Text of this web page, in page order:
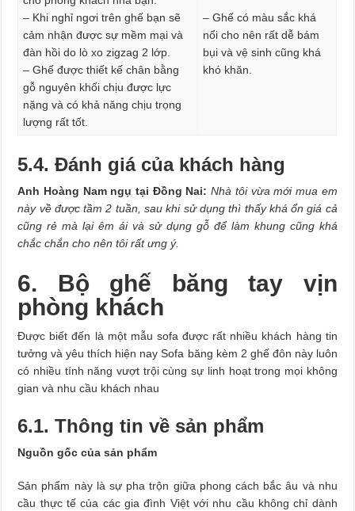
– Khi nghỉ ngơi trên ghế bạn sẽ
cảm nhận được sự mềm mại và
đàn hồi do lò xo zigzag 2 lớp.
– Ghế được thiết kế chân bằng
gỗ nguyên khối chịu được lực
nặng và có khả năng chịu trọng
lượng rất tốt.
– Ghế có màu sắc khá
nổi cho nên rất dễ bám
bụi và vệ sinh cũng khá
khó khăn.
5.4. Đánh giá của khách hàng
Anh Hoàng Nam ngụ tại Đồng Nai:Nhà tôi vừa mới mua em
này về được tầm 2 tuần, sau khi sử dụng thì thấy khá ổn giá cả
cũng rẻ mà lại êm ái và sử dụng gỗ để làm khung cũng khá
chắc chắn cho nên tôi rất ưng ý.
6. Bộ ghế băng tay vịn
phòng khách
Được biết đến là một mẫu sofa được rất nhiều khách hàng tin
tưởng và yêu thích hiện nay Sofa băng kèm 2 ghế đôn này luôn
có nhiều tính năng vượt trội cùng sự linh hoạt trong mọi không
gian và nhu cầu khách nhau
6.1. Thông tin về sản phẩm
Nguồn gốc của sản phẩm
Sản phẩm này là sự pha trộn giữa phong cách bắc âu và nhu
cầu thực tế của các gia đình Việt với nhu cầu không chỉ dành